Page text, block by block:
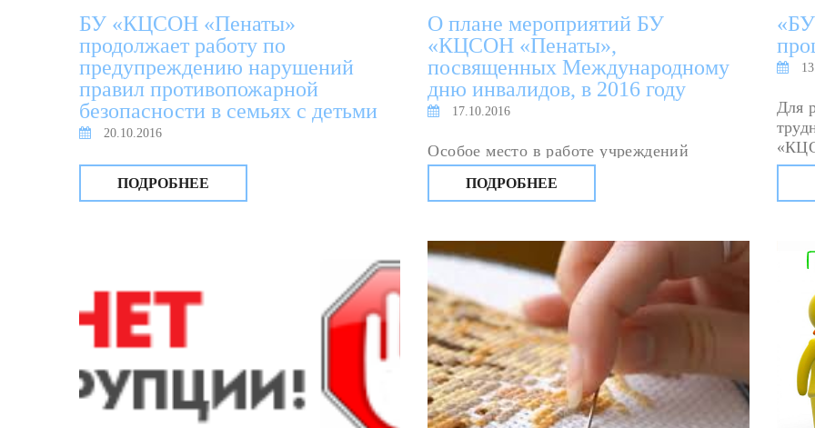
БУ «КЦСОН «Пенаты»
продолжает работу по
предупреждению нарушений
правил противопожарной
безопасности в семьях с детьми
20.10.2016
наступает пожароопасный период, что
ПОДРОБНЕЕ
О плане мероприятий БУ
«КЦСОН «Пенаты»,
посвященных Международному
дню инвалидов, в 2016 году
17.10.2016
Особое место в работе учреждений
социального обслуживания населения
занимает социокультурное направление
посвященных социально значимым датам.
ПОДРОБНЕЕ
Для